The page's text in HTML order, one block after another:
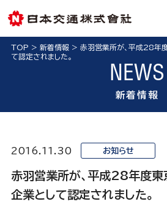
TOP > 新着情報> 赤羽営業所が、平成28年
て認定されました。
NEWS
新着情報
2016.11.30 お知らせ
赤羽営業所が、平成28年度東
企業として認定されました。